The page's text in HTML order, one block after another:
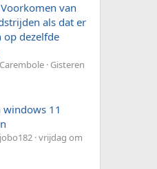
Voorkomen van
als dat er
op dezelfde
Gisteren
11
vrijdag om